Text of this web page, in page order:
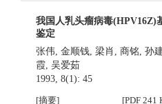
我国人乳头瘤病毒(HPV16Z)
鉴定
张伟,金顺钱,梁肖 ,商铭,孙
霞,吴爱茹
1993, 8(1): 45
[摘要] [PDF 241